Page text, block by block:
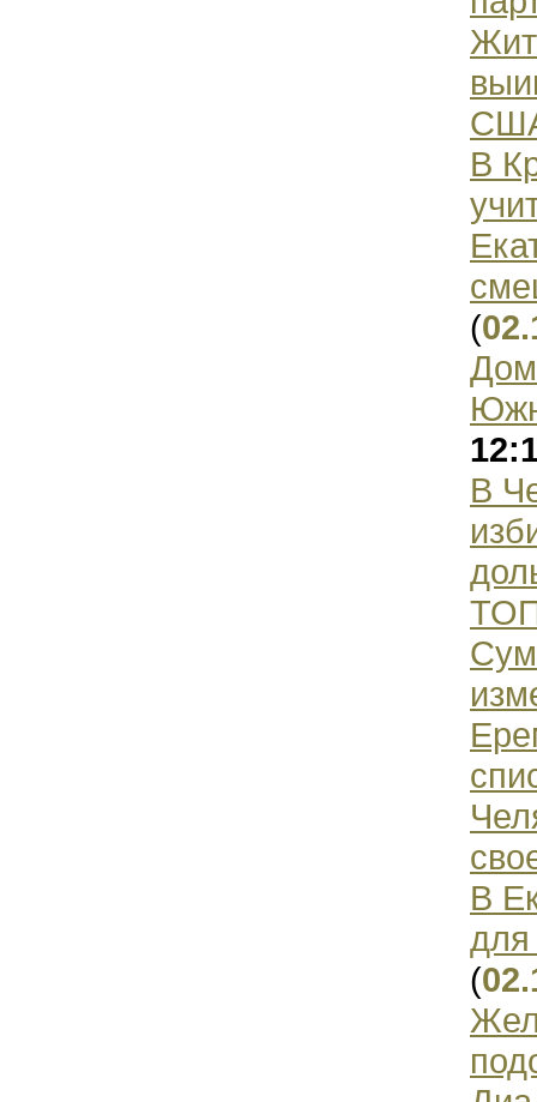
В
(
Дом
В
В
(